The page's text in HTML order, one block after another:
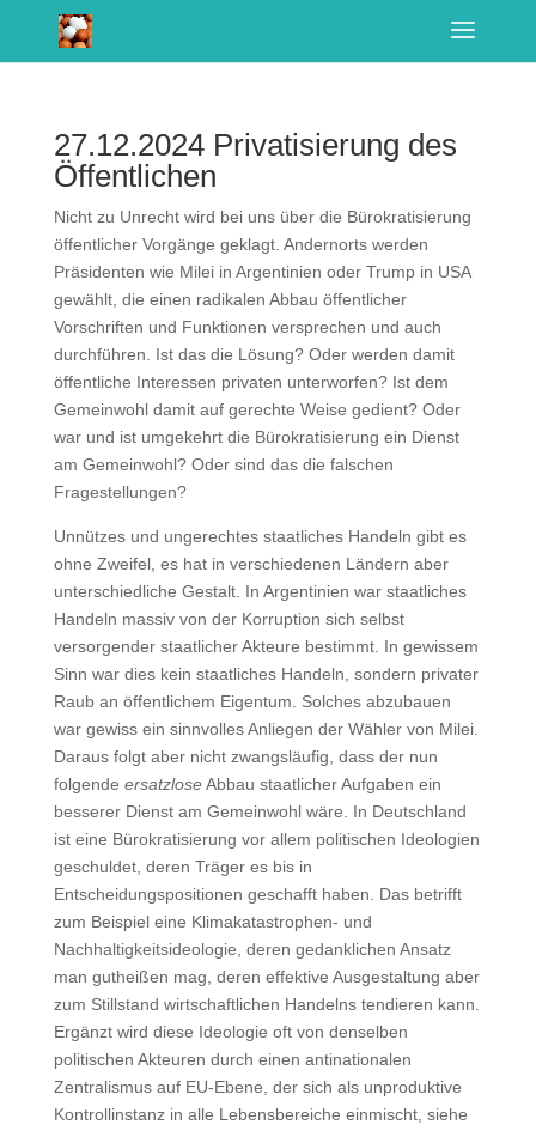
27.12.2024 Privatisierung des
Öffentlichen
Nicht zu Unrecht wird bei uns über die Bürokratisierung
öffentlicher Vorgänge geklagt. Andernorts werden
Präsidenten wie Milei in Argentinien oder Trump in USA
gewählt, die einen radikalen Abbau öffentlicher
Vorschriften und Funktionen versprechen und auch
durchführen. Ist das die Lösung? Oder werden damit
öffentliche Interessen privaten unterworfen? Ist dem
Gemeinwohl damit auf gerechte Weise gedient? Oder
war und ist umgekehrt die Bürokratisierung ein Dienst
am Gemeinwohl? Oder sind das die falschen
Fragestellungen?
Unnützes und ungerechtes staatliches Handeln gibt es
ohne Zweifel, es hat in verschiedenen Ländern aber
unterschiedliche Gestalt. In Argentinien war staatliches
Handeln massiv von der Korruption sich selbst
versorgender staatlicher Akteure bestimmt. In gewissem
Sinn war dies kein staatliches Handeln, sondern privater
Raub an öffentlichem Eigentum. Solches abzubauen
war gewiss ein sinnvolles Anliegen der Wähler von Milei.
Daraus folgt aber nicht zwangsläufig, dass der nun
folgende ersatzloseAbbau staatlicher Aufgaben ein
besserer Dienst am Gemeinwohl wäre. In Deutschland
ist eine Bürokratisierung vor allem politischen Ideologien
geschuldet, deren Träger es bis in
Entscheidungspositionen geschafft haben. Das betrifft
zum Beispiel eine Klimakatastrophen- und
Nachhaltigkeitsideologie, deren gedanklichen Ansatz
man gutheißen mag, deren effektive Ausgestaltung aber
zum Stillstand wirtschaftlichen Handelns tendieren kann.
Ergänzt wird diese Ideologie oft von denselben
politischen Akteuren durch einen antinationalen
Zentralismus auf EU-Ebene, der sich als unproduktive
Kontrollinstanz in alle Lebensbereiche einmischt, siehe